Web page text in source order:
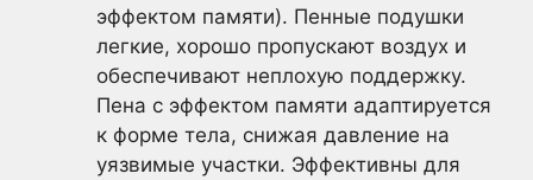
эффектом памяти). Пенные подушки
легкие, хорошо пропускают воздух и
обеспечивают неплохую поддержку.
Пена с эффектом памяти адаптируется
к форме тела, снижая давление на
уязвимые участки. Эффективны для